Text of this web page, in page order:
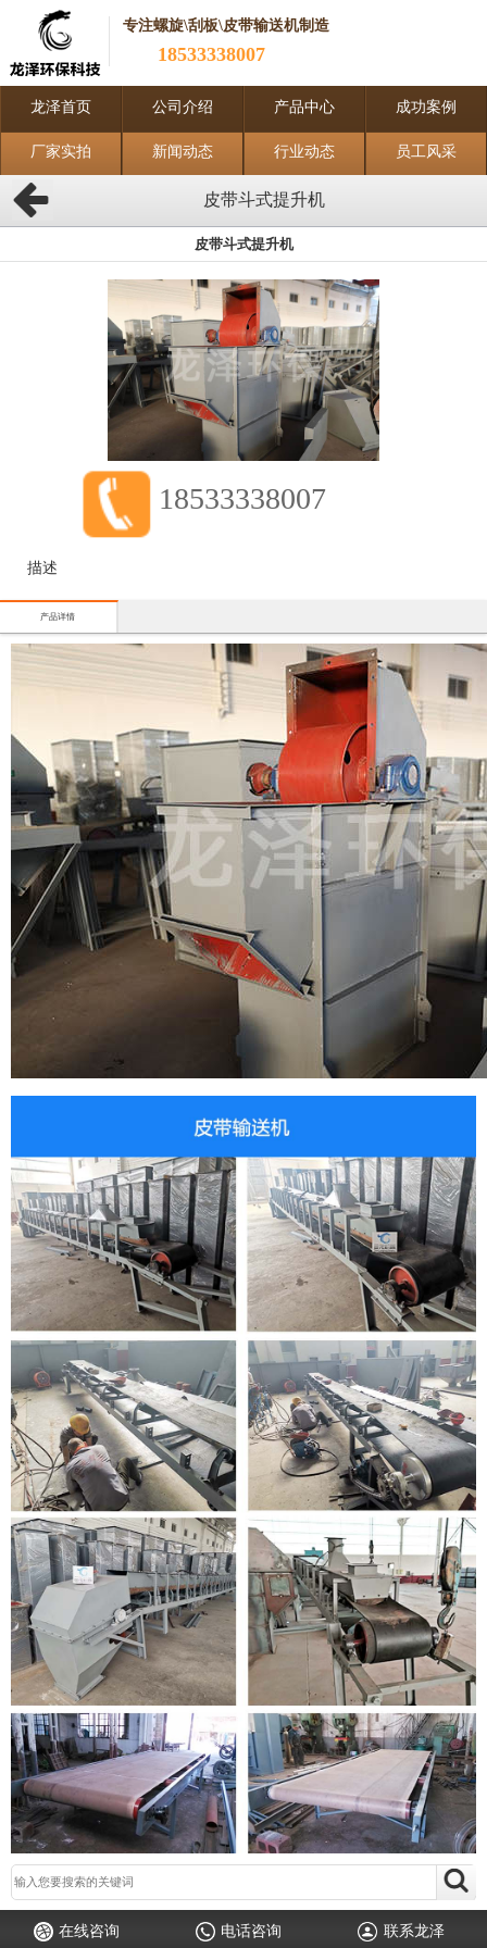
专注螺旋\刮板\皮带输送机制造
18533338007
龙泽首页 公司介绍 产品中心 成功案例
厂家实拍 新闻动态 行业动态 员工风采
皮带斗式提升机
皮带斗式提升机
18533338007
描述
产品详情
在线咨询 电话咨询 联系龙泽